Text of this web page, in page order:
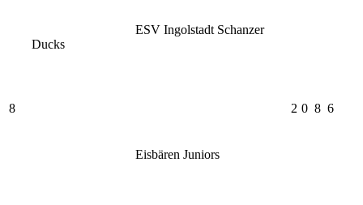
ESV Ingolstadt Schanzer
Ducks
8
Eisbären Juniors
2 0 8 6